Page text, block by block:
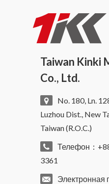
Taiwan Kinki
Co., Ltd.
No. 180, Ln.
Luzhou Dist., New
Taiwan (R.O.C.)
Телефон：
3361
Электронная